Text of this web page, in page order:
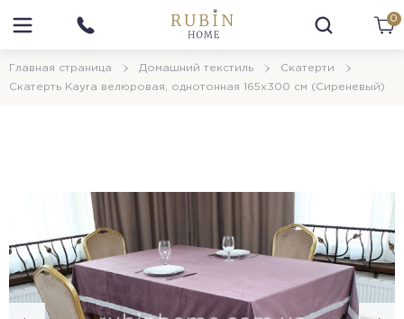
0
Главная страница Домашний текстиль
Скатерти
Cкатерть Kayra велюровая, однотонная 165х300 см (Сиреневый)